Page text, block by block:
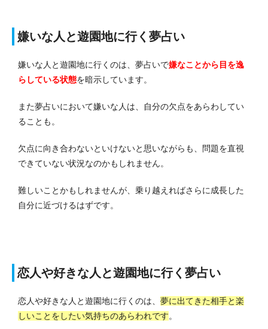
嫌いな人と遊園地に行く夢占い
嫌いな人と遊園地に行くのは、夢占いで嫌なことから目を逸
らしている状態を暗示しています。
また夢占いにおいて嫌いな人は、自分の欠点をあらわしてい
ることも。
欠点に向き合わないといけないと思いながらも、問題を直視
できていない状況なのかもしれません。
難しいことかもしれませんが、乗り越えればさらに成長した
自分に近づけるはずです。
恋人や好きな人と遊園地に行く夢占い
恋人や好きな人と遊園地に行くのは、 夢に出てきた相手と楽
しいことをしたい気持ちのあらわれです。